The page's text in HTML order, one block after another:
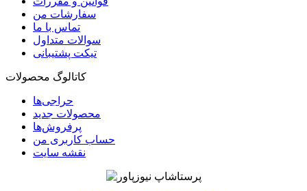
سفارشات من
تماس با ما
سوالات متداول
تیکت پشتیبانی
کاتالوگ محصولات
حراجی‌ها
محصولات جدید
پرفروش‌ها
حساب کاربری من
نقشه سایت